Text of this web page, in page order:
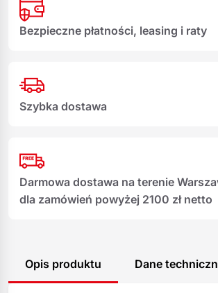
Bezpieczne płatności, leasing i raty
Szybka dostawa
Darmowa dostawa na terenie
dla zamówień powyżej 2100 zł netto
Opis produktu Dane